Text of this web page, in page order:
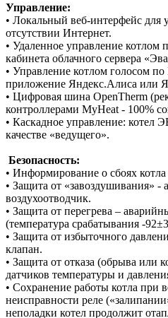
Управление:
• Локальный веб-интерфейс для
отсутствии Интернет.
• Удаленное управление котлом
кабинета облачного сервера
• Управление котлом голосом
приложение Яндекс.Алиса или
• Цифровая шина OpenTherm
контроллерами MyHeat - 100%
• Каскадное управление:
качестве «ведущего».
Безопасность:
• Информирование о сбоях котла
• Защита от «завоздушивания» -
воздухоотводчик.
• Защита от перегрева –
(температура срабатывания -
• Защита от избыточного
клапан.
• Защита от отказа (обрыва или
датчиков температуры и
• Сохранение работы котла при
неисправности реле
неполадки котел продолжит